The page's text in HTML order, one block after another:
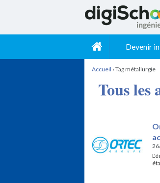
Devenir
Accueil ›Tag métallurgie
Tous